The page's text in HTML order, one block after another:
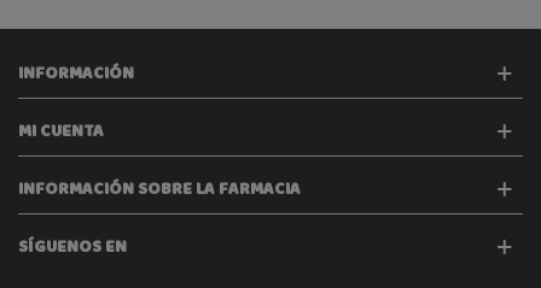
INFORMACIÓN
MI CUENTA
INFORMACIÓN SOBRE LA FARMACIA
SÍGUENOS EN